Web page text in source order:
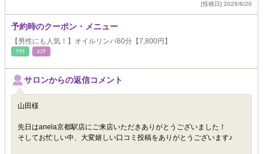
[投稿日] 2026/6/20
予約時のクーポン・メニュー
【男性にも人気！】オイルリンパ60分【7,800円】
ﾘﾗｸ ｴｽﾃ
サロンからの返信コメント
山田様
先日はanela京都駅店にご来店いただきありがとうございました！
そしてお忙しい中、大変嬉しい口コミ投稿をありがとうございます♪